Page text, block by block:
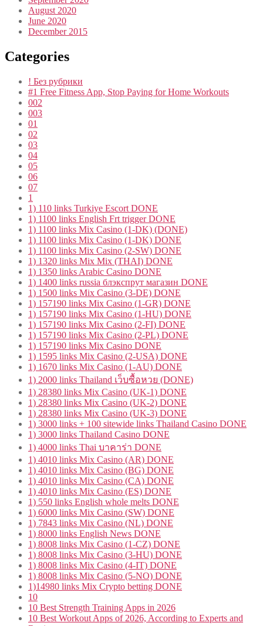
August 2020
June 2020
December 2015
Categories
! Без рубрики
#1 Free Fitness App, Stop Paying for Home Workouts
002
003
01
02
03
04
05
06
07
1
1) 110 links Turkiye Escort DONE
1) 1100 links English Frt trigger DONE
1) 1100 links Mix Casino (1-DK) (DONE)
1) 1100 links Mix Casino (1-DK) DONE
1) 1100 links Mix Casino (2-SW) DONE
1) 1320 links Mix Mix (THAI) DONE
1) 1350 links Arabic Casino DONE
1) 1400 links russia блэкспрут магазин DONE
1) 1500 links Mix Casino (3-DE) DONE
1) 157190 links Mix Casino (1-GR) DONE
1) 157190 links Mix Casino (1-HU) DONE
1) 157190 links Mix Casino (2-FI) DONE
1) 157190 links Mix Casino (2-PL) DONE
1) 157190 links Mix Casino DONE
1) 1595 links Mix Casino (2-USA) DONE
1) 1670 links Mix Casino (1-AU) DONE
1) 2000 links Thailand เว็บซื้อหวย (DONE)
1) 28380 links Mix Casino (UK-1) DONE
1) 28380 links Mix Casino (UK-2) DONE
1) 28380 links Mix Casino (UK-3) DONE
1) 3000 links + 100 sitewide links Thailand Casino DONE
1) 3000 links Thailand Casino DONE
1) 4000 links Thai บาคาร่า DONE
1) 4010 links Mix Casino (AR) DONE
1) 4010 links Mix Casino (BG) DONE
1) 4010 links Mix Casino (CA) DONE
1) 4010 links Mix Casino (ES) DONE
1) 550 links English whole melts DONE
1) 6000 links Mix Casino (SW) DONE
1) 7843 links Mix Casino (NL) DONE
1) 8000 links English News DONE
1) 8008 links Mix Casino (1-CZ) DONE
1) 8008 links Mix Casino (3-HU) DONE
1) 8008 links Mix Casino (4-IT) DONE
1) 8008 links Mix Casino (5-NO) DONE
1)14980 links Mix Crypto betting DONE
10
10 Best Strength Training Apps in 2026
10 Best Workout Apps of 2026, According to Experts and